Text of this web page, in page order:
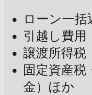
ローン一括
引越し費用
譲渡所得税
固定資産税
金）ほか